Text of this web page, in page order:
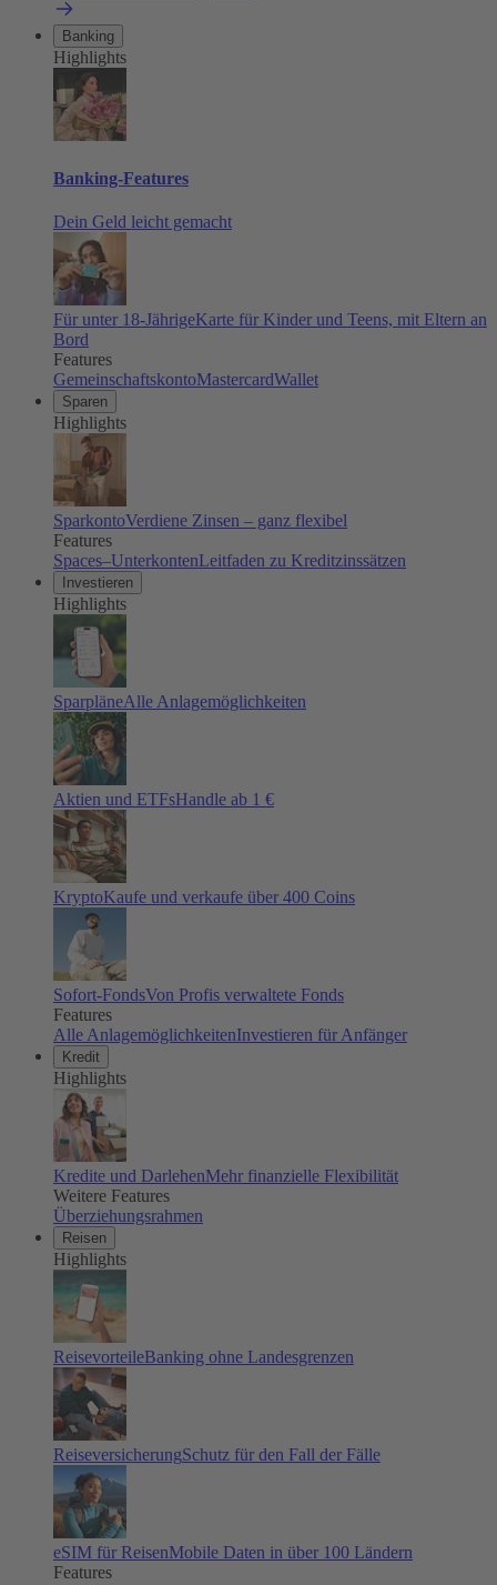
Banking
Highlights
Banking-Features
Dein Geld leicht gemacht
Für unter 18-JährigeKarte für Kinder und Teens, mit Eltern an
Bord
Features
GemeinschaftskontoMastercardWallet
Sparen
Highlights
SparkontoVerdiene Zinsen – ganz flexibel
Features
Spaces–UnterkontenLeitfaden zu Kreditzinssätzen
Investieren
Highlights
SparpläneAlle Anlagemöglichkeiten
Aktien und ETFsHandle ab 1 €
KryptoKaufe und verkaufe über 400 Coins
Sofort-FondsVon Profis verwaltete Fonds
Features
Alle AnlagemöglichkeitenInvestieren für Anfänger
Kredit
Highlights
Kredite und DarlehenMehr finanzielle Flexibilität
Weitere Features
Überziehungsrahmen
Reisen
Highlights
ReisevorteileBanking ohne Landesgrenzen
ReiseversicherungSchutz für den Fall der Fälle
eSIM für ReisenMobile Daten in über 100 Ländern
Features